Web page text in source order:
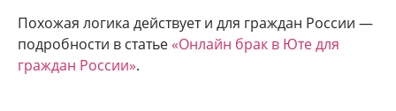
Похожая логика действует и для граждан России —
подробности в статье «Онлайн брак в Юте для
граждан России».